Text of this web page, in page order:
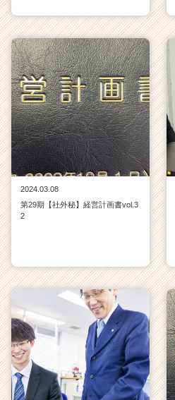
2024.03.08
第29期【社外秘】経営計画書vol.3
2